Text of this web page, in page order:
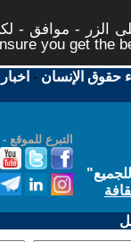
الزر - موافق -
you get the
حقوق الإنسان -
التبرع للموقع
"